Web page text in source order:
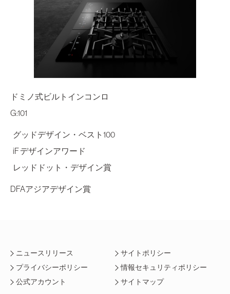
ドミノ式ビルトインコンロ
G:101
グッドデザイン・ベスト100
iF デザインアワード
レッドドット・デザイン賞
DFAアジアデザイン賞
ニュースリリース
サイトポリシー
プライバシーポリシー
情報セキュリティポリシー
公式アカウント
サイトマップ